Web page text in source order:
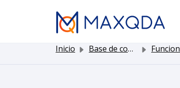
Inicio Base de conocimientos Funcionalidad de